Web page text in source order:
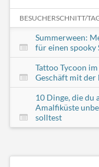
BESUCHERSCHNITT/
Summerween:
für einen spooky
Tattoo Tycoon im
Geschäft mit der
10 Dinge, die du
Amalfiküste
solltest